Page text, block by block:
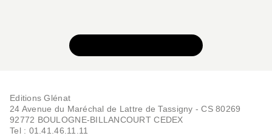
Editions Glénat
24 Avenue du Maréchal de Lattre de Tassigny - CS 80269
92772 BOULOGNE-BILLANCOURT CEDEX
Tel : 01.41.46.11.11